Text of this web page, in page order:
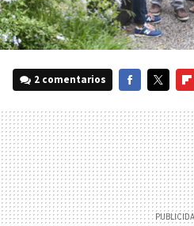
2 comentarios